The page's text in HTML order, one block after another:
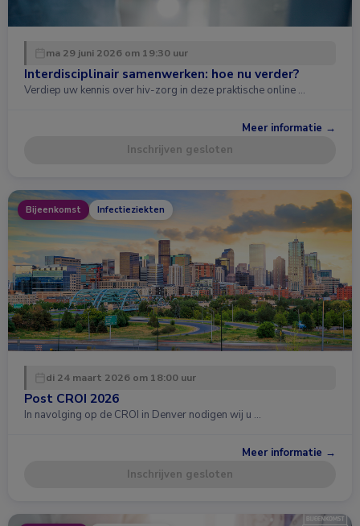
ma 29 juni 2026 om 19:30 uur
Interdisciplinair samenwerken: hoe nu verder?
Verdiep uw kennis over hiv-zorg in deze praktische online …
Meer informatie →
Inschrijven gesloten
Bijeenkomst Infectieziekten
di 24 maart 2026 om 18:00 uur
Post CROI 2026
In navolging op de CROI in Denver nodigen wij u …
Meer informatie →
Inschrijven gesloten